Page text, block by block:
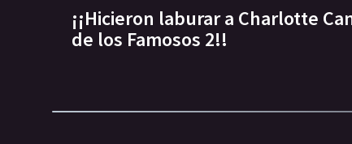
¡¡Hicieron laburar a Charlotte
de los Famosos 2!!